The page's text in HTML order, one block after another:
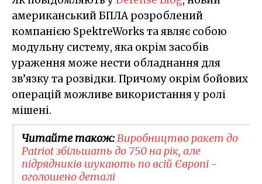
американський БПЛА розроблений
компанією SpektreWorks та являє собою
модульну систему, яка окрім засобів
ураження може нести обладнання для
зв’язку та розвідки. Причому окрім бойових
операцій можливе використання у ролі
мішені.
Читайте також:Виробництво ракет до
Patriot збільшать до 750 на рік, але
підрядників шукають по всій Європі -
оголошено деталі